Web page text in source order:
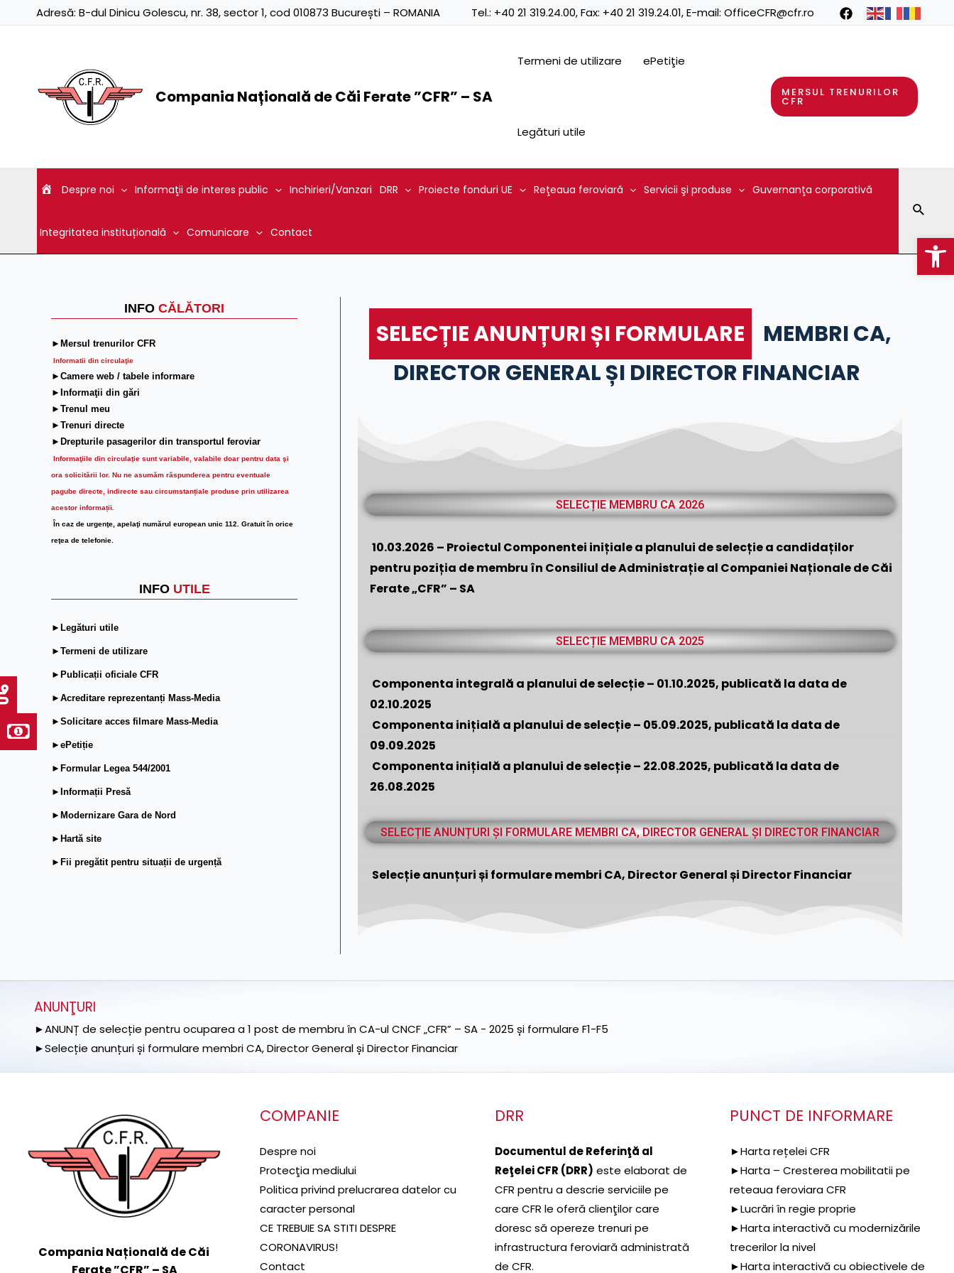
Adresă: B-dul Dinicu Golescu, nr. 38, sector 1, cod 010873 București – ROMANIA Tel.: +40 21 319.24.00, Fax: +40 21 319.24.01, E-mail: OfficeCFR@cfr.ro
Compania Națională de Căi Ferate ”CFR” – SA
Termeni de utilizare ePetiţie
Legături utile
MERSUL TRENURILOR
CFR
Despre noi Informaţii de interes public Inchirieri/Vanzari DRR Proiecte fonduri UE Reţeaua feroviară Servicii şi produse Guvernanţa corporativă
Integritatea instituțională Comunicare Contact
INFO CĂLĂTORI
►Mersul trenurilor CFR
Informatii din circulaţie
►Camere web / tabele informare
►Informaţii din gări
►Trenul meu
►Trenuri directe
►Drepturile pasagerilor din transportul feroviar
Informaţiile din circulaţie sunt variabile, valabile doar pentru data şi
ora solicitării lor. Nu ne asumăm răspunderea pentru eventuale
pagube directe, indirecte sau circumstanțiale produse prin utilizarea
acestor informații.
În caz de urgenţe, apelaţi numărul european unic 112. Gratuit în orice
reţea de telefonie.
INFO UTILE
►Legături utile
►Termeni de utilizare
►Publicații oficiale CFR
►Acreditare reprezentanți Mass-Media
►Solicitare acces filmare Mass-Media
►ePetiție
►Formular Legea 544/2001
►Informații Presă
►Modernizare Gara de Nord
►Hartă site
►Fii pregătit pentru situații de urgență
SELECȚIE ANUNȚURI ȘI FORMULARE
MEMBRI CA,
DIRECTOR GENERAL ȘI DIRECTOR FINANCIAR
SELECȚIE MEMBRU CA 2026
10.03.2026 – Proiectul Componentei inițiale a planului de selecție a candidaților
pentru poziția de membru în Consiliul de Administrație al Companiei Naționale de Căi
Ferate „CFR” – SA
SELECȚIE MEMBRU CA 2025
Componenta integrală a planului de selecție – 01.10.2025, publicată la data de
02.10.2025
Componenta inițială a planului de selecție – 05.09.2025, publicată la data de
09.09.2025
Componenta inițială a planului de selecție – 22.08.2025, publicată la data de
26.08.2025
SELECȚIE ANUNȚURI ȘI FORMULARE MEMBRI CA, DIRECTOR GENERAL ȘI DIRECTOR FINANCIAR
Selecție anunțuri și formulare membri CA, Director General și Director Financiar
ANUNŢURI
►ANUNȚ de selecție pentru ocuparea a 1 post de membru în CA-ul CNCF „CFR” – SA - 2025 și formulare F1-F5
►Selecție anunțuri și formulare membri CA, Director General și Director Financiar
Compania Națională de Căi
COMPANIE
Despre noi
Protecţia mediului
Politica privind prelucrarea datelor cu
caracter personal
CE TREBUIE SA STITI DESPRE
CORONAVIRUS!
Contact
DRR
Documentul de Referinţă al
Reţelei CFR (DRR) este elaborat de
CFR pentru a descrie serviciile pe
care CFR le oferă clienţilor care
doresc să opereze trenuri pe
infrastructura feroviară administrată
de CFR.
PUNCT DE INFORMARE
►Harta rețelei CFR
►Harta – Cresterea mobilitatii pe
reteaua feroviara CFR
►Lucrări în regie proprie
►Harta interactivă cu modernizările
trecerilor la nivel
►Harta interactivă cu obiectivele de